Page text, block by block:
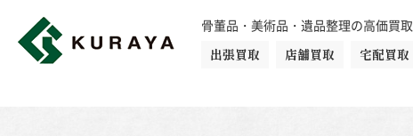
骨董品・美術品・遺品整理の高価買取
出張買取
店舗買取 宅配買取